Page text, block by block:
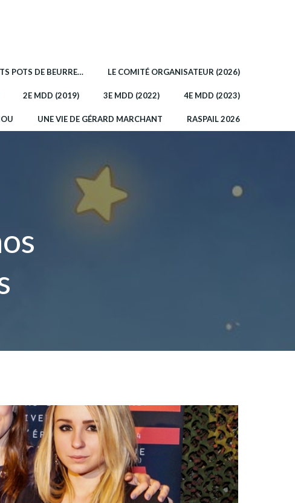
POTS DE BEURRE… LE COMITÉ ORGANISATEUR (2026)
2E MDD (2019) 3E MDD (2022) 4E MDD (2023)
UNE VIE DE GÉRARD MARCHANT RASPAIL 2026